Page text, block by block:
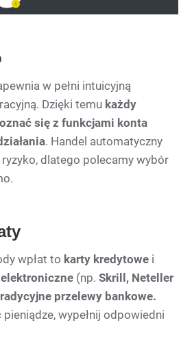
w pełni intuicyjną
Dzięki temu każdy
się z funkcjami konta
. Handel automatyczny
dlatego polecamy wybór
wpłat to karty kredytowe i
(np. Skrill, Neteller
przelewy bankowe.
wypełnij odpowiedni